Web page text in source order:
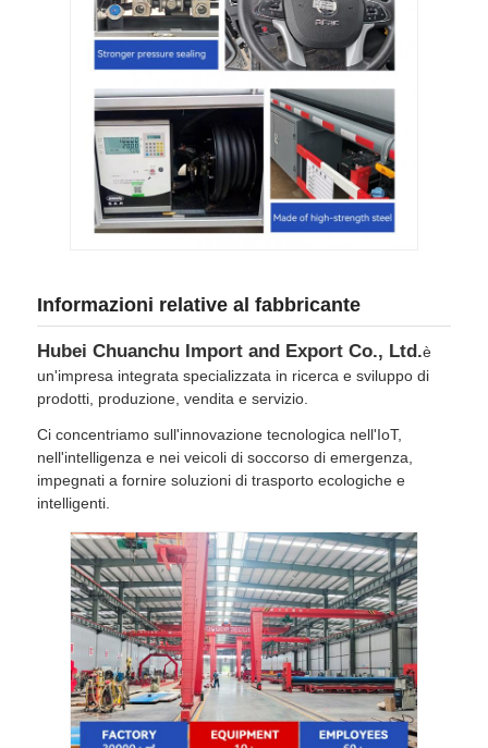
Informazioni relative al fabbricante
Hubei Chuanchu Import and Export Co., Ltd.è
un'impresa integrata specializzata in ricerca e sviluppo di
prodotti, produzione, vendita e servizio.
Ci concentriamo sull'innovazione tecnologica nell'IoT,
nell'intelligenza e nei veicoli di soccorso di emergenza,
impegnati a fornire soluzioni di trasporto ecologiche e
intelligenti.